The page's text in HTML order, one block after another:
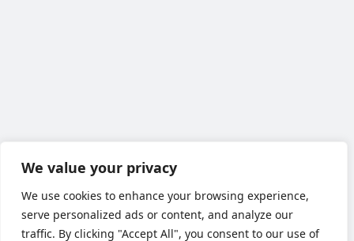
We value your privacy
We use cookies to enhance your browsing experience,
serve personalized ads or content, and analyze our
traffic. By clicking "Accept All", you consent to our use of